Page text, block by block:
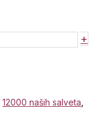
+
12000 naših salveta